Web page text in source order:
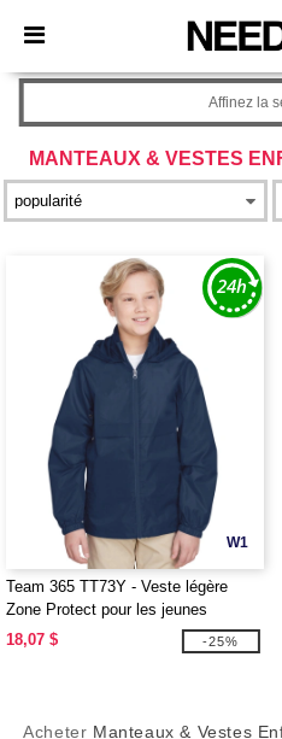
× Appli Needen
Meilleurs prix sur l’app !
MANTEAUX & VESTES
Affinez la
W1
Team 365 TT73Y - Veste légère
Zone Protect pour les jeunes
18,07 $
-25%
Acheter Manteaux & Vestes